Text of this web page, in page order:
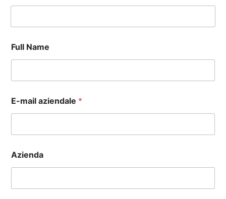
Full Name
E-mail aziendale *
Azienda